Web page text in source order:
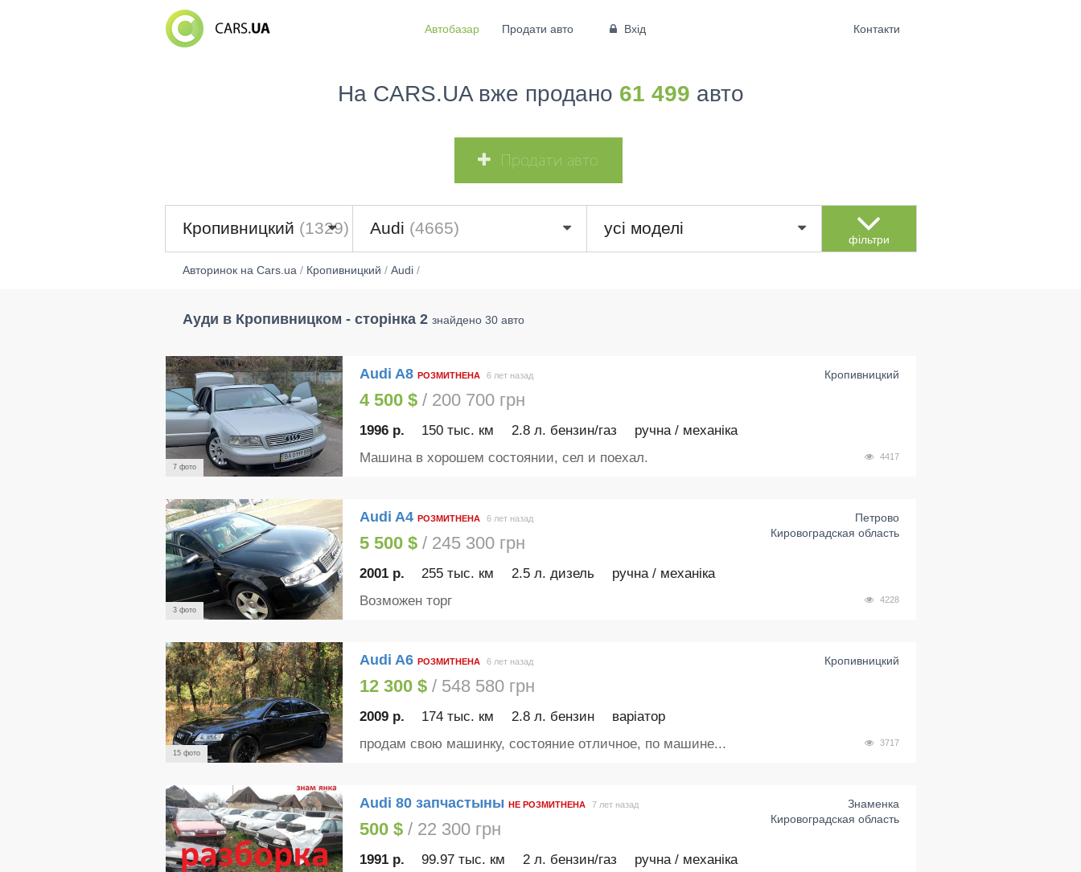
Автобазар Продати авто Вхід Контакти
На CARS.UA вже продано 61 499 авто
Продати авто
Кропивницкий (1329) Audi (4665) усі моделі
фільтри
Авторинок на Cars.ua/ Кропивницкий / Audi/
Ауди в Кропивницком - сторінка 2 знайдено 30 авто
7 фото
Audi A8 РОЗМИТНЕНА Кропивницкий
6 лет назад
4 500 $/ 200 700 грн
1996 р. 150 тыс. км 2.8 л. бензин/газ ручна / механіка
4417
Машина в хорошем состоянии, сел и поехал.
3 фото
Audi A4 РОЗМИТНЕНА
Петрово
Кировоградская область
6 лет назад
5 500 $/ 245 300 грн
2001 р. 255 тыс. км 2.5 л. дизель ручна / механіка
4228
Возможен торг
15 фото
Audi A6 РОЗМИТНЕНА Кропивницкий
6 лет назад
12 300 $/ 548 580 грн
2009 р. 174 тыс. км 2.8 л. бензин варіатор
3717
продам свою машинку, состояние отличное, по машине...
Audi 80 запчастыны НЕ РОЗМИТНЕНА
Знаменка
Кировоградская область
7 лет назад
500 $/ 22 300 грн
1991 р. 99.97 тыс. км 2 л. бензин/газ ручна / механіка